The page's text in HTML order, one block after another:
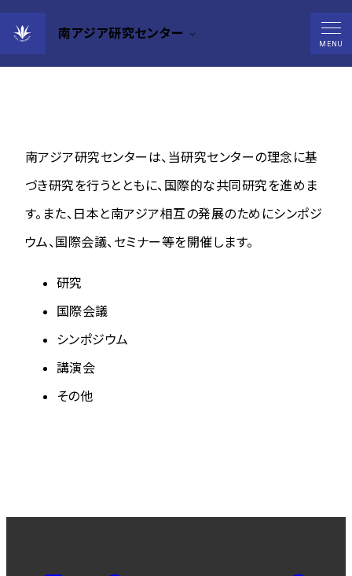
南アジア研究センター
MENU
研究
南アジア研究センターは、当研究センターの理念に基
づき研究を行うとともに、国際的な共同研究を進めま
す。また、日本と南アジア相互の発展のためにシンポジ
ウム、国際会議、セミナー等を開催します。
研究
国際会議
シンポジウム
講演会
その他